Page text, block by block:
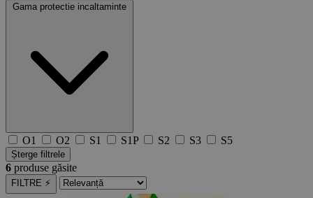
Gama protectie incaltaminte
O1 O2 S1 S1P S2 S3 S5
Șterge filtrele
6 produse găsite
FILTRE ⚡